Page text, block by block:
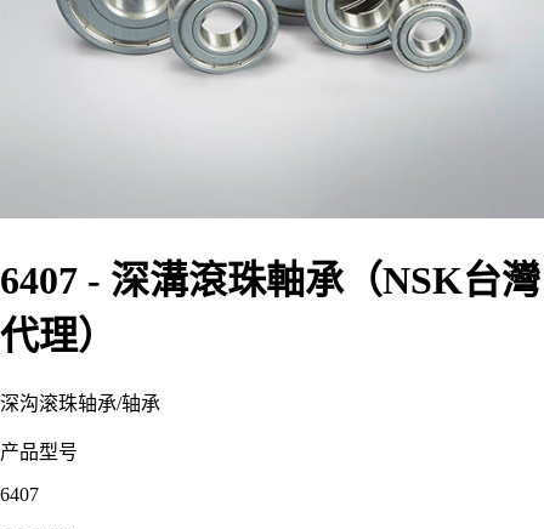
6407 - 深溝滾珠軸承（NSK台灣
代理）
深沟滚珠轴承/轴承
产品型号
6407